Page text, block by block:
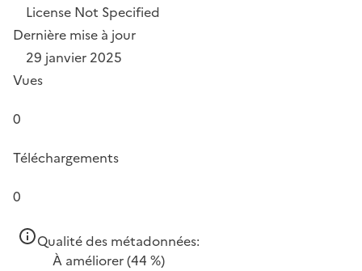
License Not Specified
Dernière mise à jour
29 janvier 2025
Vues
0
Téléchargements
0
Qualité des métadonnées:
À améliorer(44 %)